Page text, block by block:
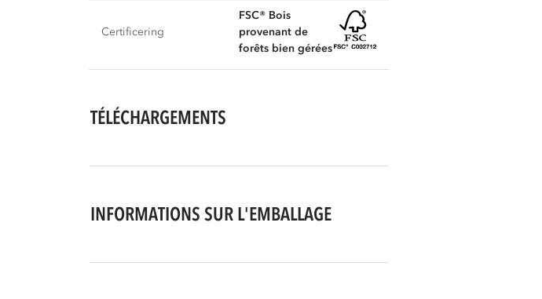
Certificering
FSC® Bois
provenant de
forêts bien gérées
TÉLÉCHARGEMENTS
INFORMATIONS SUR L'EMBALLAGE